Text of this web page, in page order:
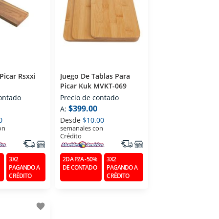
Rsxxi
3X2
PAGANDO A
CRÉDITO
Juego De Tablas Para
Picar Kuk MVKT-069
Precio de contado
A: $399.00
Desde $10.00
semanales con
Crédito
2DA PZA -50%
DE CONTADO
3X2
PAGANDO A
CRÉDITO
favorite